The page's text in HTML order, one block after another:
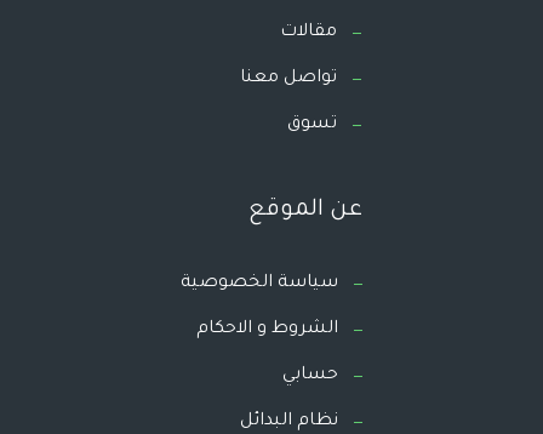
مقالات
تواصل معنا
تسوق
عن الموقع
سياسة الخصوصية
الشروط و الاحكام
حسابي
نظام البدائل